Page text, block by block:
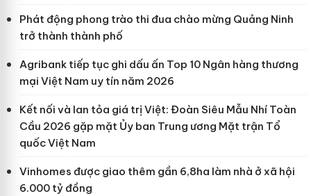
Phát động phong trào thi đua chào mừng Quảng Ninh
trở thành thành phố
Agribank tiếp tục ghi dấu ấn Top 10 Ngân hàng thương
mại Việt Nam uy tín năm 2026
Kết nối và lan tỏa giá trị Việt: Đoàn Siêu Mẫu Nhí Toàn
Cầu 2026 gặp mặt Ủy ban Trung ương Mặt trận Tổ
quốc Việt Nam
Vinhomes được giao thêm gần 6,8ha làm nhà ở xã hội
6.000 tỷ đồng